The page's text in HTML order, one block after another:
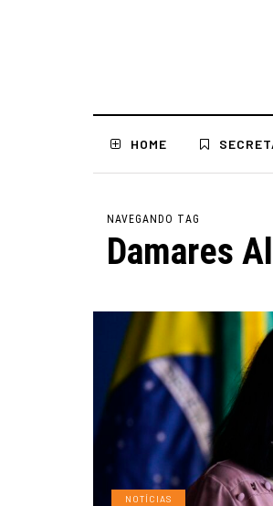
HOME
NAVEGANDO TAG
Damares
NOTÍCIAS